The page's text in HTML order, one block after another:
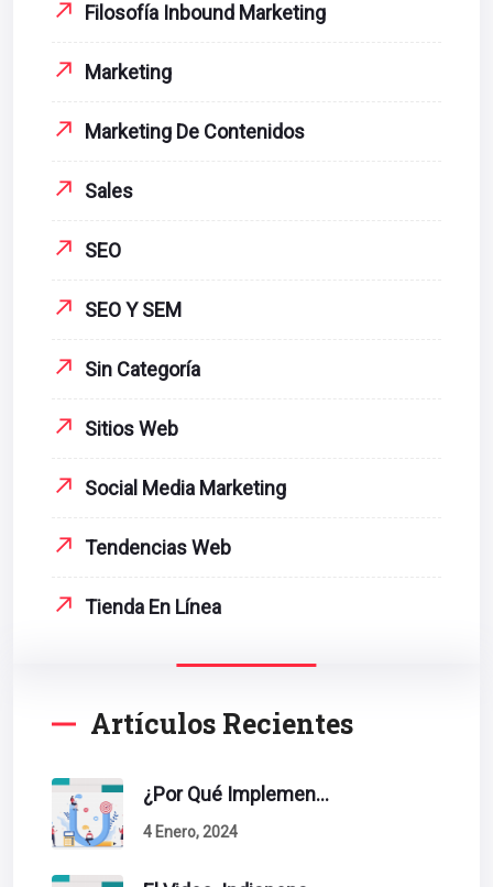
Filosofía Inbound Marketing
Marketing
Marketing De Contenidos
Sales
SEO
SEO Y SEM
Sin Categoría
Sitios Web
Social Media Marketing
Tendencias Web
Tienda En Línea
Artículos Recientes
¿Por Qué Implementar La Metodología Inbound Marketing En Tu Empresa?
4 Enero, 2024